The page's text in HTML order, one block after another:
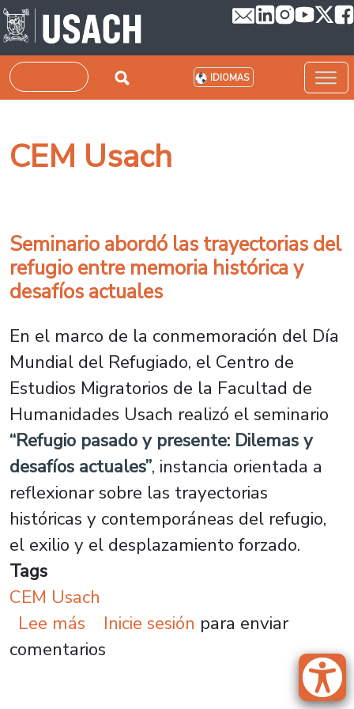
Pasar al contenido principal
Buscar IDIOMAS
CEM Usach
Seminario abordó las trayectorias del
refugio entre memoria histórica y
desafíos actuales
En el marco de la conmemoración del Día
Mundial del Refugiado, el Centro de
Estudios Migratorios de la Facultad de
Humanidades Usach realizó el seminario
“Refugio pasado y presente: Dilemas y
desafíos actuales”, instancia orientada a
reflexionar sobre las trayectorias
históricas y contemporáneas del refugio,
el exilio y el desplazamiento forzado.
Tags
CEM Usach
Lee más sobre Seminario abordó las
Inicie sesión para enviar
comentarios